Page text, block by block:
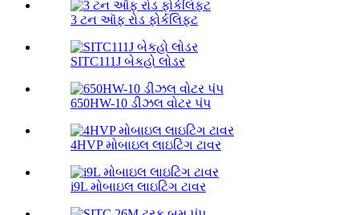
3 ટન ઑફ રોડ ફોર્કલિફ્ટ
SITC111J બેકહો લોડર
650HW-10 ડીઝલ વોટર પંપ
4HVP મોબાઇલ લાઇટિંગ ટાવર
i9L મોબાઇલ લાઇટિંગ ટાવર